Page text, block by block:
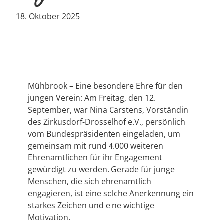
18. Oktober 2025
Mühbrook – Eine besondere Ehre für den
jungen Verein: Am Freitag, den 12.
September, war Nina Carstens, Vorständin
des Zirkusdorf-Drosselhof e.V., persönlich
vom Bundespräsidenten eingeladen, um
gemeinsam mit rund 4.000 weiteren
Ehrenamtlichen für ihr Engagement
gewürdigt zu werden. Gerade für junge
Menschen, die sich ehrenamtlich
engagieren, ist eine solche Anerkennung ein
starkes Zeichen und eine wichtige
Motivation.